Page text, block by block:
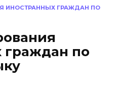
ИНОСТРАННЫХ ГРАЖДАН ПО
граждан по